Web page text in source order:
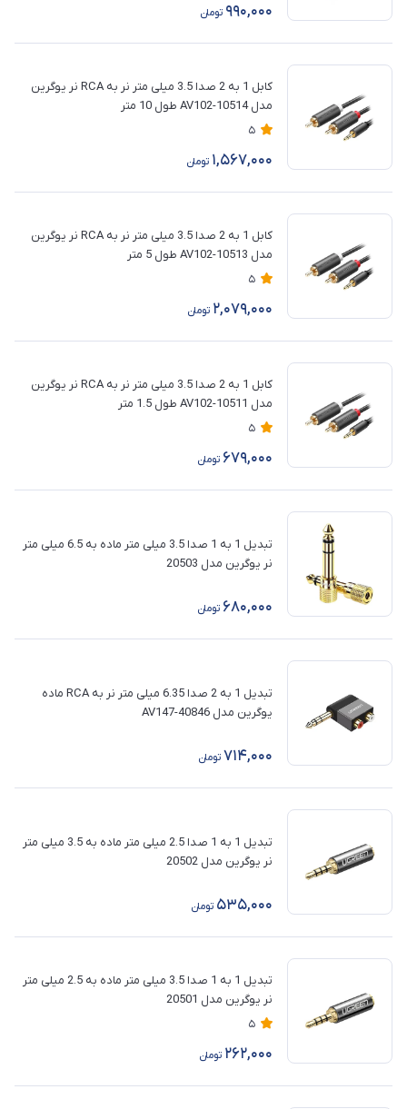
990,000 تومان
کابل 1 به 2 صدا 3.5 میلی متر نر به RCA نر یوگرین
مدل AV102-10514 طول 10 متر
5
1,567,000 تومان
کابل 1 به 2 صدا 3.5 میلی متر نر به RCA نر یوگرین
مدل AV102-10513 طول 5 متر
5
2,079,000 تومان
کابل 1 به 2 صدا 3.5 میلی متر نر به RCA نر یوگرین
مدل AV102-10511 طول 1.5 متر
5
679,000 تومان
تبدیل 1 به 1 صدا 3.5 میلی متر ماده به 6.5 میلی متر
نر یوگرین مدل 20503
680,000 تومان
تبدیل 1 به 2 صدا 6.35 میلی متر نر به RCA ماده
یوگرین مدل AV147-40846
714,000 تومان
تبدیل 1 به 1 صدا 2.5 میلی متر ماده به 3.5 میلی متر
نر یوگرین مدل 20502
535,000 تومان
تبدیل 1 به 1 صدا 3.5 میلی متر ماده به 2.5 میلی متر
نر یوگرین مدل 20501
5
262,000 تومان